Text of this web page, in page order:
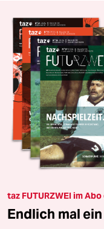
taz FUTURZWEI im
Endlich mal